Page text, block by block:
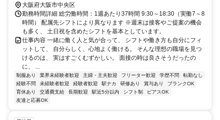
大阪府大阪市中央区
勤務時間詳細 総労働時間：1週あたり37時間 9:30～18:30（実働7～8
時間） 配属先シフトにより異なります ※週末は接客やご提案の機会
も多く、 土日祝を含めたシフトを基本としています。
仕事内容 一緒に働く人と気が合って、 シフトや働き方も自分にフィ
ットして、 自分らしく、心地よく働ける。 そんな理想の職場を見つ
けるのは、 実はすごくむずかしい。 面接の時は良さそうだったの
に、 ...
制服あり 業界未経験者歓迎 主婦・主夫歓迎 フリーター歓迎 学歴不問
転勤なし
経験不問
未経験者歓迎 経験者歓迎 駅ナカ 研修あり 賞与あり
ブランクOK
育休あり
交通費支給 長期歓迎 駅近5分以内 シフト制
ピアスOK
友達と応募OK